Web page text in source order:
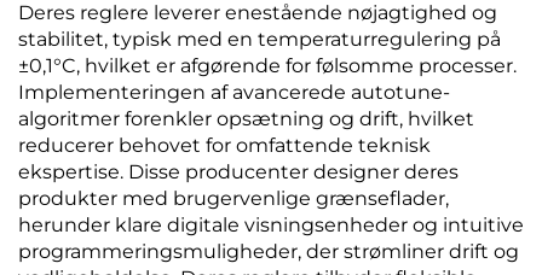
Deres reglere leverer enestående nøjagtighed og
stabilitet, typisk med en temperaturregulering på
±0,1°C, hvilket er afgørende for følsomme processer.
Implementeringen af avancerede autotune-
algoritmer forenkler opsætning og drift, hvilket
reducerer behovet for omfattende teknisk
ekspertise. Disse producenter designer deres
produkter med brugervenlige grænseflader,
herunder klare digitale visningsenheder og intuitive
programmeringsmuligheder, der strømliner drift og